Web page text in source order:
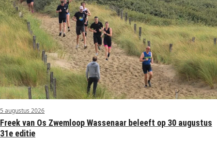
5 augustus 2026
Freek van Os Zwemloop Wassenaar beleeft op 30 augustus
31e editie